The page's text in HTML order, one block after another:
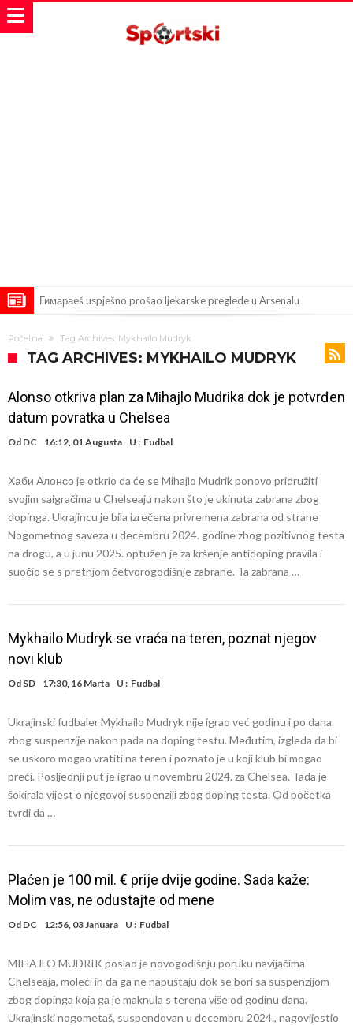
Vinicius je izbrisao sve objave s Instagrama nakon što mu je Real
Španci uvode nova pravila ove sezone
Ronaldo objavio slike iz garaže. “Moje igračke”
Ostvariće se velika želja Diega Simeonea? Atletico kreće po
argentinsku zvijezdu
Početna Tag Archives: Mykhailo Mudryk
TAG ARCHIVES: MYKHAILO MUDRYK
Alonso otkriva plan za Mihajlo Mudrika dok je potvrđen
datum povratka u Chelsea
Od DC 16:12, 01 Augusta U : Fudbal
Хаби Алонсо je otkrio da će se Mihajlo Mudrik ponovo pridružiti
svojim saigračima u Chelseaju nakon što je ukinuta zabrana zbog
dopinga. Ukrajincu je bila izrečena privremena zabrana od strane
Nogometnog saveza u decembru 2024. godine zbog pozitivnog testa
na drogu, a u junu 2025. optužen je za kršenje antidoping pravila i
suočio se s pretnjom četvorogodišnje zabrane. Ta zabrana …
Mykhailo Mudryk se vraća na teren, poznat njegov
novi klub
Od SD 17:30, 16 Marta U : Fudbal
Ukrajinski fudbaler Mykhailo Mudryk nije igrao već godinu i po dana
zbog suspenzije nakon pada na doping testu. Međutim, izgleda da bi
se uskoro mogao vratiti na teren i poznato je u koji klub bi mogao
preći. Posljednji put je igrao u novembru 2024. za Chelsea. Tada je
šokirala vijest o njegovoj suspenziji zbog doping testa. Od početka
tvrdi da …
Plaćen je 100 mil. € prije dvije godine. Sada kaže:
Molim vas, ne odustajte od mene
Od DC 12:56, 03 Januara U : Fudbal
MIHAJLO MUDRIK poslao je novogodišnju poruku navijačima
Chelseaja, moleći ih da ga ne napuštaju dok se bori sa suspenzijom
zbog dopinga koja ga je maknula s terena više od godinu dana.
Ukrajinski nogometaš, suspendovan u decembru 2024., nagovijestio